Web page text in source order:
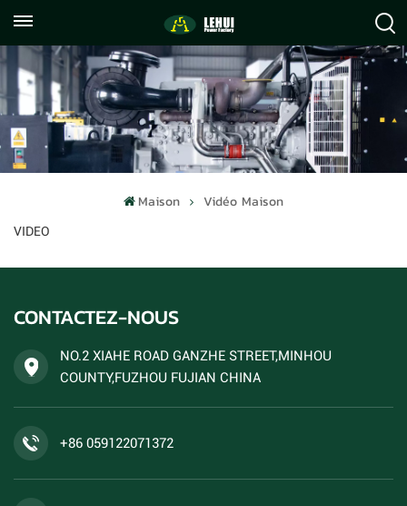
059122071372
info@lehuipowerfactory.com
Maison Vidéo Maison
VIDEO
CONTACTEZ-NOUS
NO.2 XIAHE ROAD GANZHE STREET,MINHOU
COUNTY,FUZHOU FUJIAN CHINA
+86 059122071372